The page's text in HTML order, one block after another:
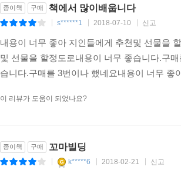
종이책 구매 책에서 많이배웁니다
s******1 2018-07-10 신고
내용이 너무 좋아 지인들에게 추천및 선물을
및 선물을 할정도로내용이 너무 좋습니다.구
습니다.구매를 3번이나 했네요내용이 너무
이 리뷰가 도움이 되었나요?
종이책 구매 꼬마빌딩
k*****6 2018-02-21 신고